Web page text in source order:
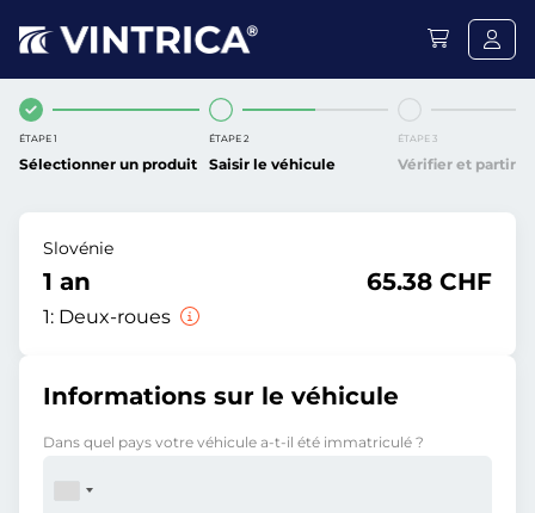
ÉTAPE 1
Sélectionner un produit
ÉTAPE 2
Saisir le véhicule
ÉTAPE 3
Vérifier et partir
Slovénie
1 an
1: Deux-roues
65.38 CHF
Informations sur le véhicule
Dans quel pays votre véhicule a-t-il été immatriculé ?